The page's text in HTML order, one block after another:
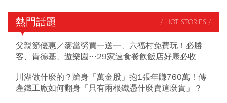
熱門話題 / HOT STORIES /
父親節優惠／麥當勞買一送一、六福村免費玩！必勝
客、肯德基、遊樂園…29家速食餐飲飯店好康必收
川湖做什麼的？躋身「萬金股」抱1張年賺760萬！傳
產鐵工廠如何翻身「只有兩根鐵憑什麼賣這麼貴」？